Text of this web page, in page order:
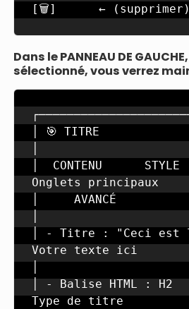
[🗑️]      ← (supprimer)
Dans le PANNEAU DE
sélectionné, vous verrez
│ 🎯 TITRE
│  CONTENU
Onglets principaux
│     AVANCÉ
│ - Titre : "Ceci
Votre texte ici
│ - Balise HTML :
Type de titre